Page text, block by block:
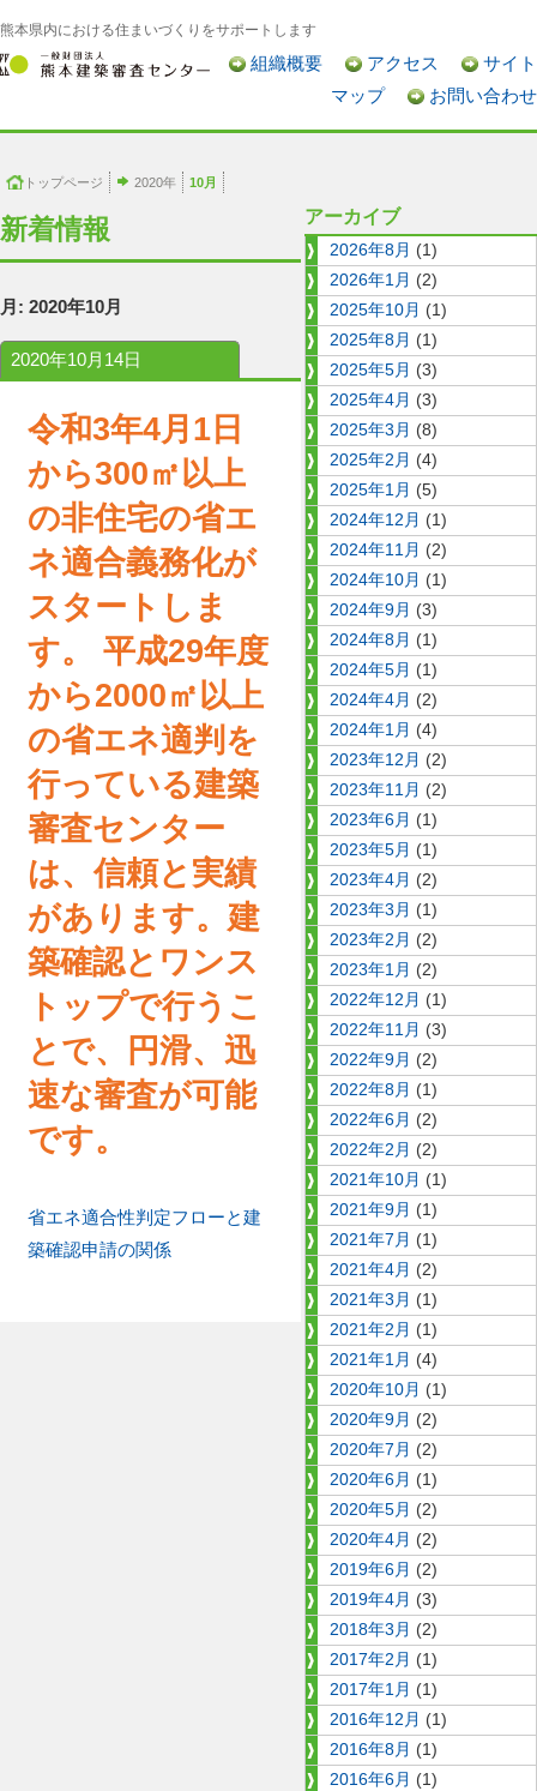
熊本県内における住まいづくりをサポートします
組織概要 アクセス
サイト
マップ
お問い合わせ
トップページ 2020年 10月
新着情報
月: 2020年10月
2020年10月14日
令和3年4月1日
から300㎡以上
の非住宅の省エ
ネ適合義務化が
スタートしま
す。 平成29年度
から2000㎡以上
の省エネ適判を
行っている建築
審査センター
は、信頼と実績
があります。建
築確認とワンス
トップで行うこ
とで、円滑、迅
速な審査が可能
です。
省エネ適合性判定フローと建
築確認申請の関係
アーカイブ
2026年8月 (1)
2026年1月 (2)
2025年10月 (1)
2025年8月 (1)
2025年5月 (3)
2025年4月 (3)
2025年3月 (8)
2025年2月 (4)
2025年1月 (5)
2024年12月 (1)
2024年11月 (2)
2024年10月 (1)
2024年9月 (3)
2024年8月 (1)
2024年5月 (1)
2024年4月 (2)
2024年1月 (4)
2023年12月 (2)
2023年11月 (2)
2023年6月 (1)
2023年5月 (1)
2023年4月 (2)
2023年3月 (1)
2023年2月 (2)
2023年1月 (2)
2022年12月 (1)
2022年11月 (3)
2022年9月 (2)
2022年8月 (1)
2022年6月 (2)
2022年2月 (2)
2021年10月 (1)
2021年9月 (1)
2021年7月 (1)
2021年4月 (2)
2021年3月 (1)
2021年2月 (1)
2021年1月 (4)
2020年10月 (1)
2020年9月 (2)
2020年7月 (2)
2020年6月 (1)
2020年5月 (2)
2020年4月 (2)
2019年6月 (2)
2019年4月 (3)
2018年3月 (2)
2017年2月 (1)
2017年1月 (1)
2016年12月 (1)
2016年8月 (1)
2016年6月 (1)